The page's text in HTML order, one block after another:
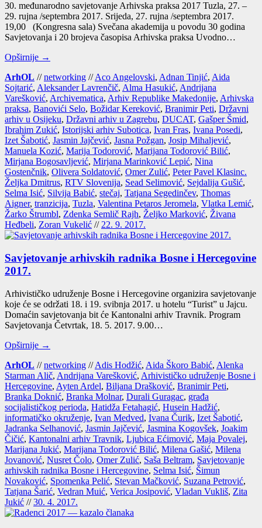
30. među­na­rod­no savje­to­va­nje Arhiv­ska prak­sa 2017 Tuz­la, 27. –
29. ruj­na /septembra 2017. Sri­je­da, 27. ruj­na /septembra 2017.
19,00 (Kon­gres­na sala) Sve­ča­na aka­de­mi­ja u povo­du 30 godi­na
Savje­to­va­nja i 20 bro­je­va časo­pi­sa Arhiv­ska prak­sa Uvod­no…
Opširnije →
ArhOL // networking // Aco Angelovski, Adnan Tinjić, Aida
Sojtarić, Aleksander Lavrenčič, Alma Hasukić, Andrijana
Varešković, Archivematica, Arhiv Republike Makedonije, Arhivska
praksa, Banovići Selo, Božidar Kereković, Branimir Peti, Državni
arhiv u Osijeku, Državni arhiv u Zagrebu, DUCAT, Gašper Šmid,
Ibrahim Zukić, Istorijski arhiv Subotica, Ivan Fras, Ivana Posedi,
Izet Šabotić, Jasmin Jajčević, Jasna Požgan, Josip Mihaljević,
Manuela Kozić, Marija Todorović, Marijana Todorović Bilić,
Mirjana Bogosavljević, Mirjana Marinković Lepić, Nina
Gostenčnik, Olivera Soldatović, Omer Zulić, Peter Pavel Klasinc.
Željka Dmitrus, RTV Slovenija, Sead Selimović, Sejdalija Gušić,
Selma Isić, Silvija Babić, stečaj, Tatjana Segedinčev, Thomas
Aigner, tranzicija, Tuzla, Valentina Petaros Jeromela, Vlatka Lemić,
Žarko Štrumbl, Zdenka Semlič Rajh, Željko Marković, Živana
Heđbeli, Zoran Vukelić // 22. 9. 2017.
Savjetovanje arhivskih radnika Bosne i Hercegovine
2017.
Arhi­vis­tič­ko udru­že­nje Bos­ne i Her­ce­go­vi­ne orga­ni­zi­ra savje­to­va­nje
koje će se odr­ža­ti 18. i 19. svib­nja 2017. u hote­lu “Turist” u Jaj­cu.
Doma­ćin savje­to­va­nja bit će Kan­to­nal­ni arhiv Trav­nik. Pro­gram
Savje­to­va­nja Čet­vr­tak, 18. 5. 2017. 9.00…
Opširnije →
ArhOL // networking // Adis Hodžić, Aida Škoro Babić, Alenka
Starman Alič, Andrijana Varešković, Arhivističko udruženje Bosne i
Hercegovine, Ayten Ardel, Biljana Drašković, Branimir Peti,
Branka Doknić, Branka Molnar, Durali Guragac, građa
socijalističkog perioda, Hatidža Fetahagić, Husein Hadžić,
informatičko okruženje, Ivan Medved, Ivana Čurik, Izet Šabotić,
Jadranka Selhanović, Jasmin Jajčević, Jasmina Kogovšek, Joakim
Čičić, Kantonalni arhiv Travnik, Ljubica Ećimović, Maja Povalej,
Marijana Jukić, Marijana Todorović Bilić, Milena Gašić, Milena
Jovanović, Nusret Čolo, Omer Zulić, Saša Beltram, Savjetovanje
arhivskih radnika Bosne i Hercegovine, Selma Isić, Šimun
Novaković, Spomenka Pelić, Stevan Mačković, Suzana Petrović,
Tatjana Šarić, Vedran Muić, Verica Josipović, Vladan Vukliš, Zita
Jukić // 30. 4. 2017.